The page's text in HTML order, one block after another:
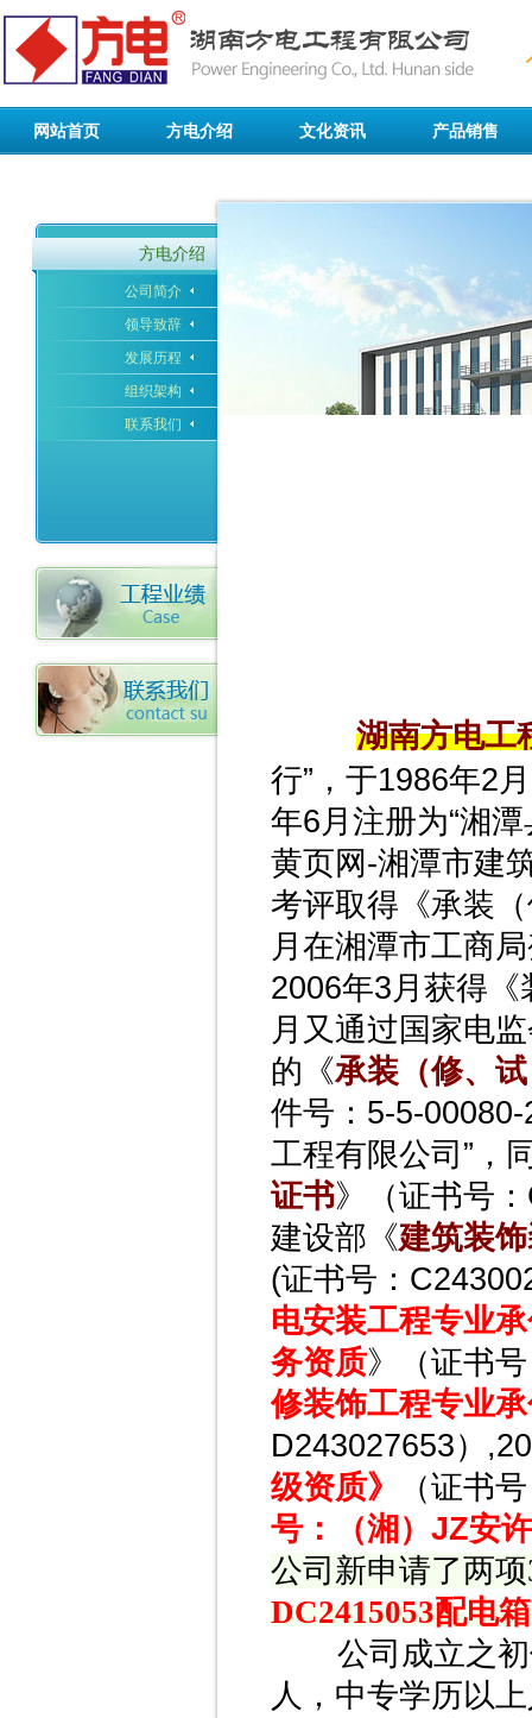
网站首页 方电介绍
领导致辞
组织架构
联系我们
文化资讯
企业新闻
企业文化
产品销售
开关插座
线槽线管
电控设备
智能数控
方电介绍
公司简介
领导致辞
发展历程
组织架构
联系我们
湖南方电工
行”，于1986年2
年6月注册为“湘
黄页网-湘潭市建
考评取得《承装
月在湘潭市工商
2006年3月获得
月又通过国家电
的《承装（修、
件号：5-5-
工程有限公司”，
证书》（证书号
建设部《建筑装
(证书号：
电安装工程专业
务资质》（证书
修装饰工程专业
D243027653）
级资质》
（证书
号：（湘）JZ安
公司新申请了两
DC2415053配电箱
公司成立之初
人，中专学历以